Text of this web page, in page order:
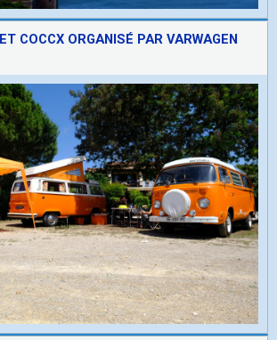
COCCX ORGANISÉ PAR VARWAGEN